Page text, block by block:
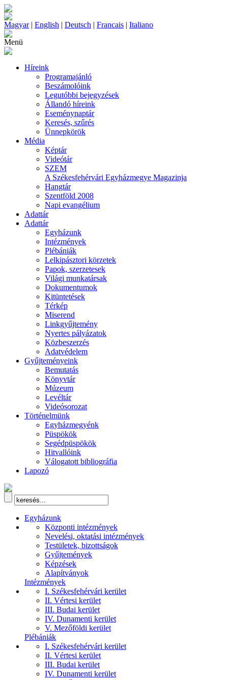
Magyar| English | Deutsch | Francais | Italiano
Menü
Híreink
Programajánló
Beszámolóink
Legutóbbi bejegyzések
Állandó híreink
Eseménynaptár
Keresés, szűrés
Ünnepkörök
Média
Képtár
Videótár
SZEM
A Székesfehérvári Egyházmegye Magazinja
Hangtár
Szentföld 2008
Napi evangélium
Adattár
Adattár
Egyházunk
Intézmények
Plébániák
Lelkipásztori körzetek
Papok, szerzetesek
Világi munkatársak
Dokumentumok
Kitüntetések
Térkép
Miserend
Linkgyűjtemény
Nyertes pályázatok
Közbeszerzés
Adatvédelem
Gyűjteményeink
Bemutatás
Könyvtár
Múzeum
Levéltár
Videósorozat
Történelmünk
Egyházmegyénk
Püspökök
Segédpüspökök
Hitvallóink
Válogatott bibliográfia
Lapozó
Egyházunk
Központi intézmények
Nevelési, oktatási intézmények
Testületek, bizottságok
Gyűjtemények
Képzések
Alapítványok
Intézmények
I. Székesfehérvári kerület
II. Vértesi kerület
III. Budai kerület
IV. Dunamenti kerület
V. Mezőföldi kerület
Plébániák
I. Székesfehérvári kerület
II. Vértesi kerület
III. Budai kerület
IV. Dunamenti kerület